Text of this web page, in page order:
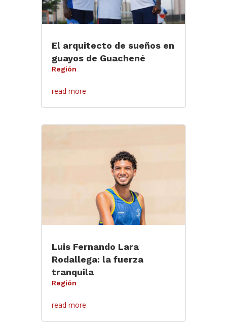
El arquitecto de sueños en
guayos de Guachené
Región
read more
Luis Fernando Lara
Rodallega: la fuerza
tranquila
Región
read more